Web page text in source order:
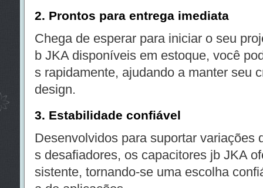
2. Prontos para entrega imediata
Chega de esperar para iniciar o seu
b JKA disponíveis em estoque, você
s rapidamente, ajudando a manter seu
design.
3. Estabilidade confiável
Desenvolvidos para suportar variações
s desafiadores, os capacitores jb JKA
sistente, tornando-se uma escolha